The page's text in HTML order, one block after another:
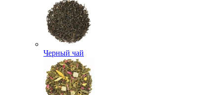
Черный чай